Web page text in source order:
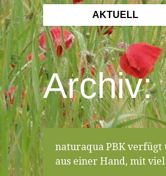
AKTUELL
Archiv:
naturaqua PBK verfügt
aus einer Hand, mit